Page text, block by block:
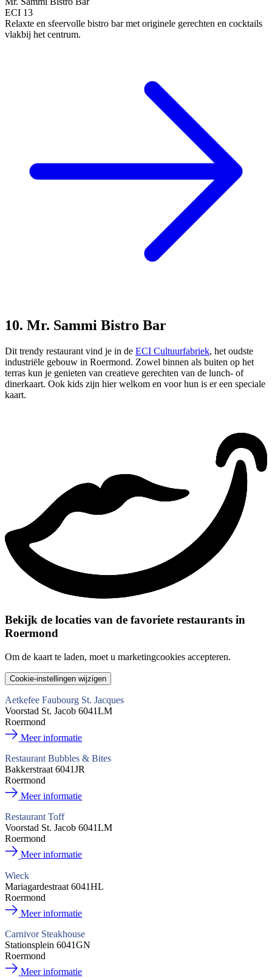
ECI 13
Relaxte en sfeervolle bistro bar met originele gerechten en cocktails
vlakbij het centrum.
10. Mr. Sammi Bistro Bar
Dit trendy restaurant vind je in de ECI Cultuurfabriek, het oudste
industriële gebouw in Roermond. Zowel binnen als buiten op het
terras kun je genieten van creatieve gerechten van de lunch- of
dinerkaart. Ook kids zijn hier welkom en voor hun is er een speciale
kaart.
Bekijk de locaties van de favoriete restaurants in
Roermond
Om de kaart te laden, moet u marketingcookies accepteren.
Cookie-instellingen wijzigen
Aetkefee Faubourg St. Jacques
Voorstad St. Jacob 6041LM
Roermond
Meer informatie
Restaurant Bubbles & Bites
Bakkerstraat 6041JR
Roermond
Meer informatie
Restaurant Toff
Voorstad St. Jacob 6041LM
Roermond
Meer informatie
Wieck
Mariagardestraat 6041HL
Roermond
Meer informatie
Carnivor Steakhouse
Stationsplein 6041GN
Roermond
Meer informatie